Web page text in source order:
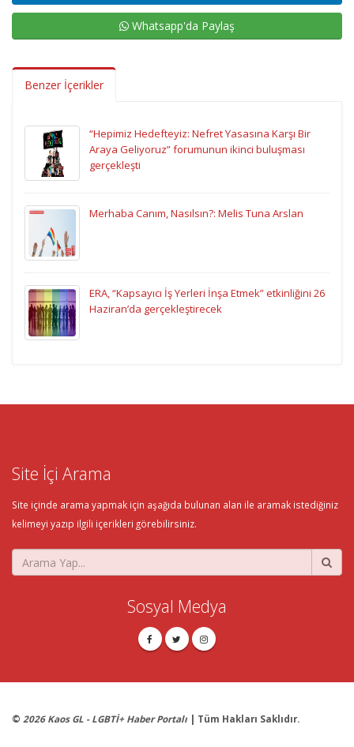
Whatsapp'da Paylaş
Benzer İçerikler
“Hepimiz Hedefteyiz: Nefret Yasasına Karşı Bir
Araya Geliyoruz” forumunun ikinci buluşması
gerçekleşti
Merhaba Canım, Nasılsın?: Melis Tuna Arslan
ERA, “Kapsayıcı İş Yerleri İnşa Etmek” etkinliğini 26
Haziran’da gerçekleştirecek
Site İçi Arama
Site içinde arama yapmak için aşağıda bulunan alan ile aramak istediğiniz
kelimeyi yazıp ilgili içerikleri görebilirsiniz.
Sosyal Medya
© 2026 Kaos GL - LGBTİ+ Haber Portalı | Tüm Hakları Saklıdır.